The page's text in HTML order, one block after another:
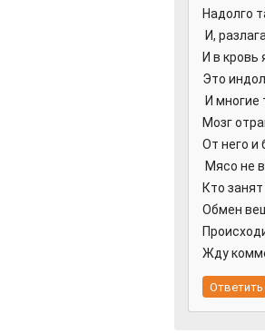
Надолго
И,
И в кровь
Это
И многие
Мозг
От него и
Мясо не
Кто
Обмен
Жду